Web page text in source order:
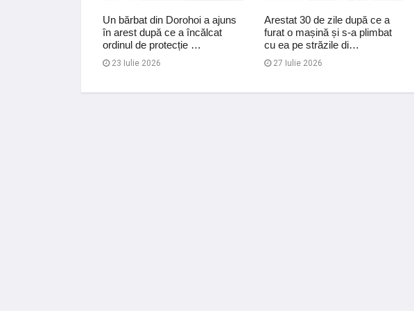
Un bărbat din Dorohoi a ajuns
în arest după ce a încălcat
ordinul de protecție …
23 Iulie 2026
Arestat 30 de zile după ce a
furat o mașină și s-a plimbat
cu ea pe străzile di…
27 Iulie 2026